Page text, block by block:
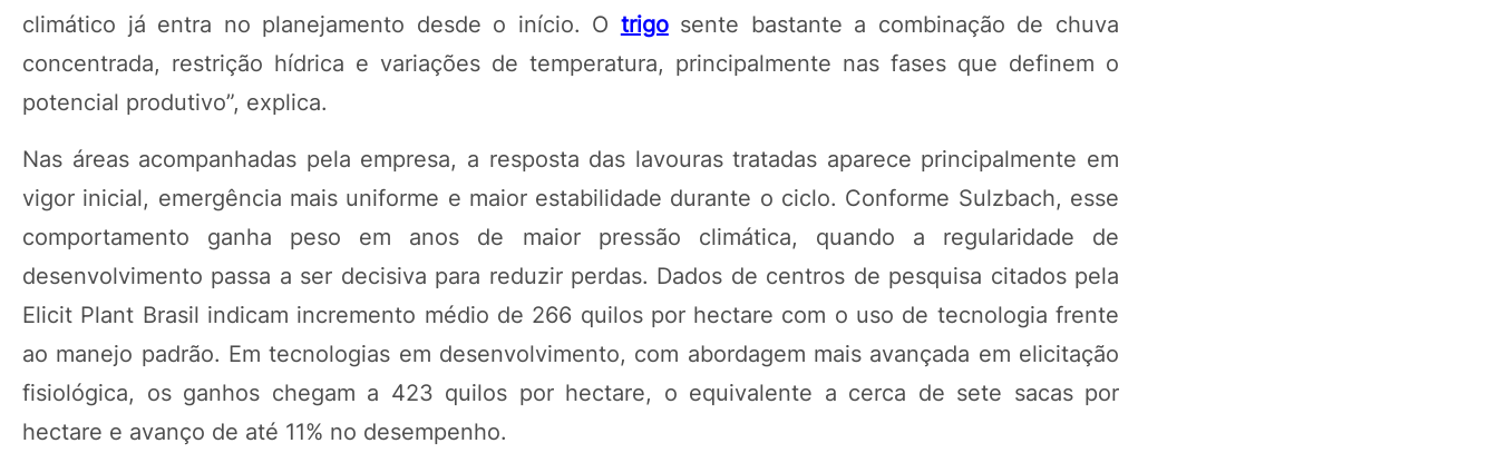
climático já entra no planejamento desde o início. O trigosente bastante a combinação de chuva
concentrada, restrição hídrica e variações de temperatura, principalmente nas fases que definem o
potencial produtivo”, explica.
Nas áreas acompanhadas pela empresa, a resposta das lavouras tratadas aparece principalmente em
vigor inicial, emergência mais uniforme e maior estabilidade durante o ciclo. Conforme Sulzbach, esse
comportamento ganha peso em anos de maior pressão climática, quando a regularidade de
desenvolvimento passa a ser decisiva para reduzir perdas. Dados de centros de pesquisa citados pela
Elicit Plant Brasil indicam incremento médio de 266 quilos por hectare com o uso de tecnologia frente
ao manejo padrão. Em tecnologias em desenvolvimento, com abordagem mais avançada em elicitação
fisiológica, os ganhos chegam a 423 quilos por hectare, o equivalente a cerca de sete sacas por
hectare e avanço de até 11% no desempenho.